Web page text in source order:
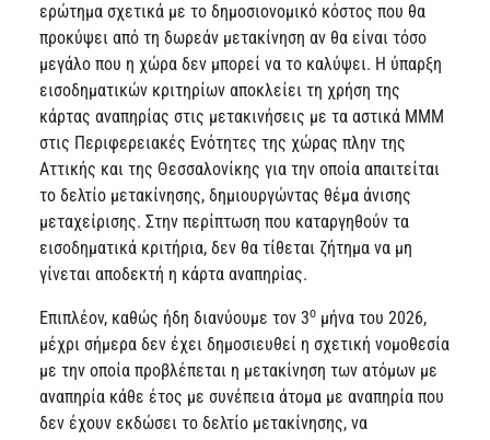
ερώτημα σχετικά με το δημοσιονομικό κόστος που θα
προκύψει από τη δωρεάν μετακίνηση αν θα είναι τόσο
μεγάλο που η χώρα δεν μπορεί να το καλύψει. Η ύπαρξη
εισοδηματικών κριτηρίων αποκλείει τη χρήση της
κάρτας αναπηρίας στις μετακινήσεις με τα αστικά ΜΜΜ
στις Περιφερειακές Ενότητες της χώρας πλην της
Αττικής και της Θεσσαλονίκης για την οποία απαιτείται
το δελτίο μετακίνησης, δημιουργώντας θέμα άνισης
μεταχείρισης. Στην περίπτωση που καταργηθούν τα
εισοδηματικά κριτήρια, δεν θα τίθεται ζήτημα να μη
γίνεται αποδεκτή η κάρτα αναπηρίας.
Επιπλέον, καθώς ήδη διανύουμε τον 3ο μήνα του 2026,
μέχρι σήμερα δεν έχει δημοσιευθεί η σχετική νομοθεσία
με την οποία προβλέπεται η μετακίνηση των ατόμων με
αναπηρία κάθε έτος με συνέπεια άτομα με αναπηρία που
δεν έχουν εκδώσει το δελτίο μετακίνησης, να